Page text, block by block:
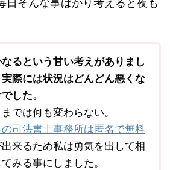
日そんな事ばかり考えると夜も
るという甘い考えがありまし
際には状況はどんどん悪くな
した。
では何も変わらない。
の司法書士事務所は匿名で無料
出来るため私は勇気を出して相
みる事にしました。